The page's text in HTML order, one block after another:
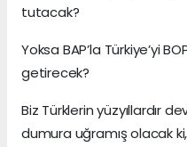
tutacak?
Yoksa BAP’la Türkiye’yi
getirecek?
Biz Türklerin yüzyıllardır
dumura uğramış olacak